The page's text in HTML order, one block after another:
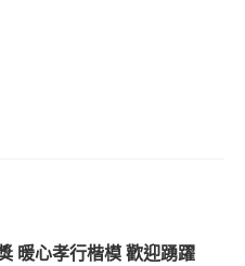
暖心孝行楷模 歡迎踴躍